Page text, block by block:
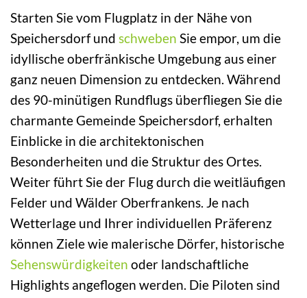
Starten Sie vom Flugplatz in der Nähe von
Speichersdorf und schweben Sie empor, um die
idyllische oberfränkische Umgebung aus einer
ganz neuen Dimension zu entdecken. Während
des 90-minütigen Rundflugs überfliegen Sie die
charmante Gemeinde Speichersdorf, erhalten
Einblicke in die architektonischen
Besonderheiten und die Struktur des Ortes.
Weiter führt Sie der Flug durch die weitläufigen
Felder und Wälder Oberfrankens. Je nach
Wetterlage und Ihrer individuellen Präferenz
können Ziele wie malerische Dörfer, historische
Sehenswürdigkeiten oder landschaftliche
Highlights angeflogen werden. Die Piloten sind